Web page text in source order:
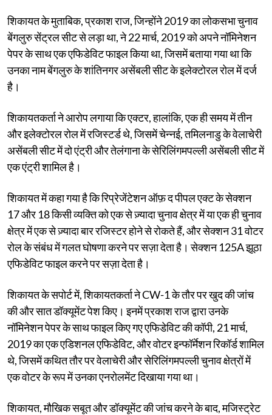
शिकायत के मुताबिक, प्रकाश राज, जिन्होंने 2019 का लोकसभा चुनाव
बेंगलुरु सेंट्रल सीट से लड़ा था, ने 22 मार्च, 2019 को अपने नॉमिनेशन
पेपर के साथ एक एफिडेविट फाइल किया था, जिसमें बताया गया था कि
उनका नाम बेंगलुरु के शांतिनगर असेंबली सीट के इलेक्टोरल रोल में दर्ज
है।
शिकायतकर्ता ने आरोप लगाया कि एक्टर, हालांकि, एक ही समय में तीन
और इलेक्टोरल रोल में रजिस्टर्ड थे, जिसमें चेन्नई, तमिलनाडु के वेलाचेरी
असेंबली सीट में दो एंट्री और तेलंगाना के सेरिलिंगमपल्ली असेंबली सीट में
एक एंट्री शामिल है।
शिकायत में कहा गया है कि रिप्रेजेंटेशन ऑफ़ द पीपल एक्ट के सेक्शन
17 और 18 किसी व्यक्ति को एक से ज़्यादा चुनाव क्षेत्र में या एक ही चुनाव
क्षेत्र में एक से ज़्यादा बार रजिस्टर होने से रोकते हैं, और सेक्शन 31 वोटर
रोल के संबंध में गलत घोषणा करने पर सज़ा देता है। सेक्शन 125A झूठा
एफिडेविट फाइल करने पर सज़ा देता है।
शिकायत के सपोर्ट में, शिकायतकर्ता ने CW-1 के तौर पर खुद की जांच
की और सात डॉक्यूमेंट पेश किए। इनमें प्रकाश राज द्वारा उनके
नॉमिनेशन पेपर के साथ फाइल किए गए एफिडेविट की कॉपी, 21 मार्च,
2019 का एक एडिशनल एफिडेविट, और वोटर इन्फॉर्मेशन रिकॉर्ड शामिल
थे, जिसमें कथित तौर पर वेलाचेरी और सेरिलिंगमपल्ली चुनाव क्षेत्रों में
एक वोटर के रूप में उनका एनरोलमेंट दिखाया गया था।
शिकायत, मौखिक सबूत और डॉक्यूमेंट की जांच करने के बाद, मजिस्ट्रेट